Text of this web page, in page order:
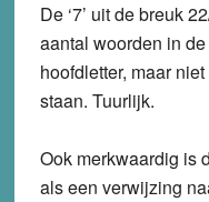
De ‘7’ uit de breuk
aantal woorden in
hoofdletter, maar
staan. Tuurlijk.
Ook merkwaardig is
als een verwijzing